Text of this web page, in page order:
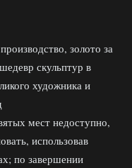
золото за
скульптур в
художника и
мест недоступно,
использовав
по завершении